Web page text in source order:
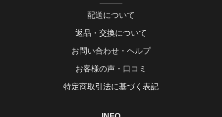
配送について
返品・交換について
お問い合わせ・ヘルプ
お客様の声・口コミ
特定商取引法に基づく表記